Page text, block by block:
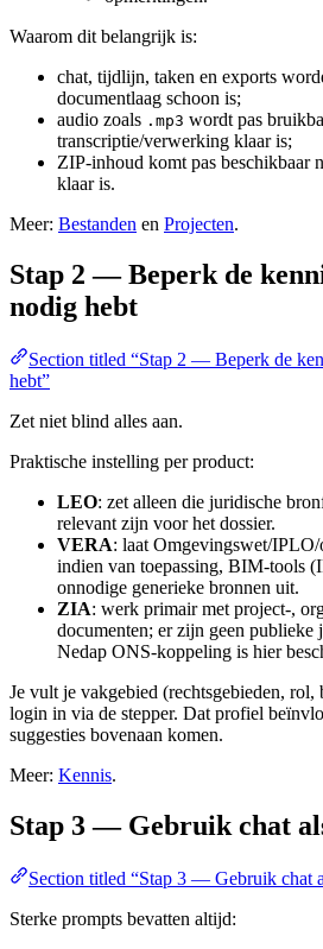
Waarom dit belangrijk is:
chat, tijdlijn, taken en exports
documentlaag schoon is;
audio zoals .mp3 wordt pas
transcriptie/verwerking klaar is;
ZIP-inhoud komt pas beschikbaar
klaar is.
Meer: Bestanden en Projecten.
Stap 2 — Beperk de
nodig hebt
Section titled “Stap 2 — Beperk de
hebt”
Zet niet blind alles aan.
Praktische instelling per product:
LEO: zet alleen die juridische
relevant zijn voor het dossier.
VERA: laat Omgevingswet/
indien van toepassing, BIM-tools
onnodige generieke bronnen uit.
ZIA: werk primair met project-,
documenten; er zijn geen
Nedap ONS-koppeling is hier
Je vult je vakgebied (rechtsgebieden, rol,
login in via de stepper. Dat profiel
suggesties bovenaan komen.
Meer: Kennis.
Stap 3 — Gebruik chat
Section titled “Stap 3 — Gebruik chat
Sterke prompts bevatten altijd: